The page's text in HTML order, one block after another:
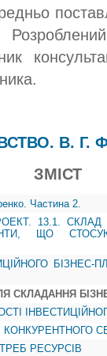
В. Г.
ЗМІСТ
Частина 2.
13.1.
ЩО
СКЛАДАННЯ
КОНКУРЕНТНОГО
РЕСУРСІВ